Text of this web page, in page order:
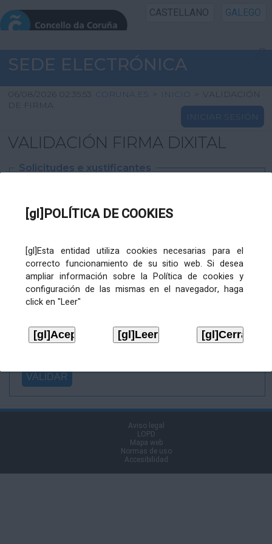
[gl]POLÍTICA DE COOKIES
[gl]Esta entidad utiliza cookies necesarias para el
correcto funcionamiento de su sitio web. Si desea
ampliar información sobre la Política de cookies y
configuración de las mismas en el navegador, haga
click en "Leer"
CASTELLANO GALEGO
INICIO SEDE
INICIO
INFORMACIÓN PÚBLICA
SEDE ELECTRÓNICA
06/08/2026 02:35:53 CORUNA.ES > INICIO >
VALIDACIÓN
DE FIRMA
INICIAR SESIÓN
VALIDACIÓN FIRMA DIXITAL
Solicitudes e xustificantes
XML
Ficheiros varios
Ficheiro
asinado:
firma (.p7s):
Aviso legal
LOPD
Mapa web
Normas de uso
Accesibilidad